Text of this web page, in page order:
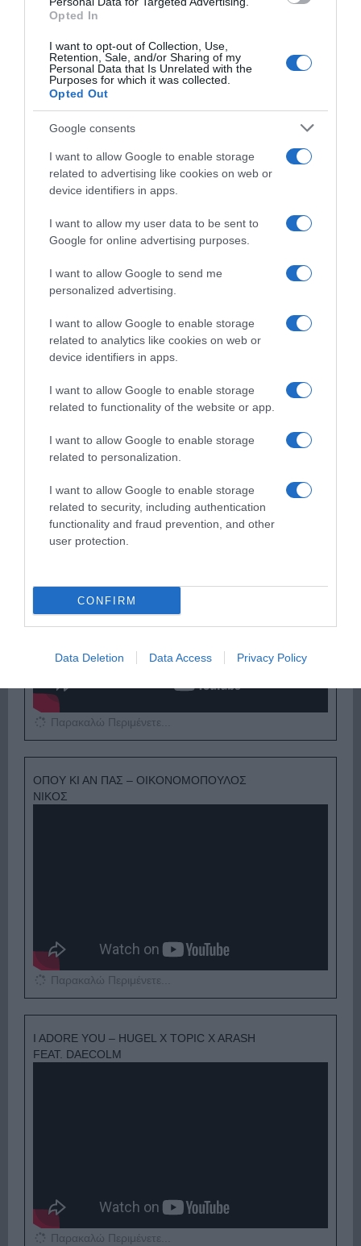
Opted In
I want to opt-out of Collection, Use,
Retention, Sale, and/or Sharing of my
Personal Data that Is Unrelated with the
Purposes for which it was collected.
Opted Out
Google consents
I want to allow Google to enable storage
related to advertising like cookies on web or
device identifiers in apps.
I want to allow my user data to be sent to
Google for online advertising purposes.
I want to allow Google to send me
personalized advertising.
I want to allow Google to enable storage
related to analytics like cookies on web or
device identifiers in apps.
I want to allow Google to enable storage
related to functionality of the website or app.
I want to allow Google to enable storage
related to personalization.
I want to allow Google to enable storage
related to security, including authentication
functionality and fraud prevention, and other
user protection.
CONFIRM
Data Deletion Data Access Privacy Policy
Παρακαλώ Περιμένετε...
ΔΕΥΤΕΡΑ – ΡΕΜΟΣ ΑΝΤΩΝΗΣ
ΕΞΑΙΡΕΣΗ – ΒΙΣΣΗ ΑΝΝΑ
Παρακαλώ Περιμένετε...
ΟΠΟΥ ΚΙ ΑΝ ΠΑΣ – ΟΙΚΟΝΟΜΟΠΟΥΛΟΣ
ΝΙΚΟΣ
Παρακαλώ Περιμένετε...
I ADORE YOU – HUGEL X TOPIC X ARASH
FEAT. DAECOLM
Παρακαλώ Περιμένετε...